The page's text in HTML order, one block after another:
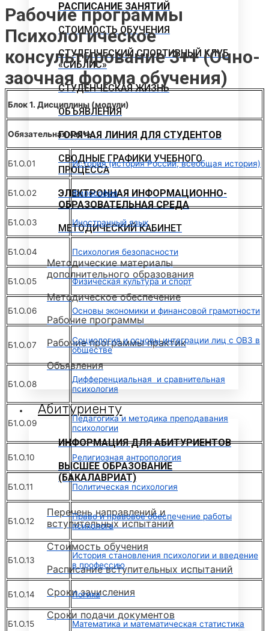
РАСПИСАНИЕ ЗАНЯТИЙ
СТОИМОСТЬ ОБУЧЕНИЯ
СТУДЕНЧЕСКИЙ СПОРТИВНЫЙ КЛУБ
«СИБЛИС»
СТУДЕНЧЕСКАЯ ЖИЗНЬ
ОБЪЯВЛЕНИЯ
ГОРЯЧАЯ ЛИНИЯ ДЛЯ СТУДЕНТОВ
СВОДНЫЕ ГРАФИКИ УЧЕБНОГО
ПРОЦЕССА
ЭЛЕКТРОННАЯ ИНФОРМАЦИОННО-
ОБРАЗОВАТЕЛЬНАЯ СРЕДА
МЕТОДИЧЕСКИЙ КАБИНЕТ
Методические материалы
дополнительного образования
Методическое обеспечение
Рабочие программы
Рабочие программы практик
Объявления
Абитуриенту
ИНФОРМАЦИЯ ДЛЯ АБИТУРИЕНТОВ
ВЫСШЕЕ ОБРАЗОВАНИЕ
(БАКАЛАВРИАТ)
Перечень направлений и
вступительных испытаний
Стоимость обучения
Расписание вступительных испытаний
Сроки зачисления
Сроки подачи документов
Рабочие программы
Психологическое
консультирование 3++ (Очно-
заочная форма обучения)
Блок 1. Дисциплины (модули)
Обязательная часть
Б1.О.01 История (история России, всеобщая история)
Б1.О.02 Философия
Б1.О.03 Иностранный язык
Б1.О.04 Психология безопасности
Б1.О.05 Физическая культура и спорт
Б1.О.06 Основы экономики и финансовой грамотности
Б1.О.07
Социология и основы интеграции лиц с ОВЗ в
обществе
Б1.О.08
Дифференциальная и сравнительная
психология
Б1.О.09
Педагогика и методика преподавания
психологии
Б1.О.10 Религиозная антропология
Б1.О.11 Политическая психология
Б1.О.12
Право и правовое обеспечение работы
психолога
Б1.О.13
История становления психологии и введение
в профессию
Б1.О.14 Логика
Б1.О.15 Математика и математическая статистика